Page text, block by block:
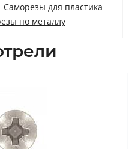
Саморезы для пластика
по металлу